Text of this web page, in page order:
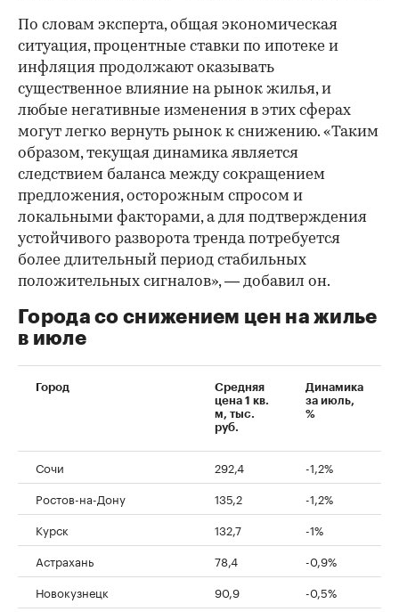
По словам эксперта, общая экономическая
ситуация, процентные ставки по ипотеке и
инфляция продолжают оказывать
существенное влияние на рынок жилья, и
любые негативные изменения в этих сферах
могут легко вернуть рынок к снижению. «Таким
образом, текущая динамика является
следствием баланса между сокращением
предложения, осторожным спросом и
локальными факторами, а для подтверждения
устойчивого разворота тренда потребуется
более длительный период стабильных
положительных сигналов», — добавил он.
Города со снижением цен на жилье
в июле
Город
Средняя
цена 1 кв.
м, тыс.
руб.
Динамика
за июль,
%
Сочи 292,4
-1,2%
Ростов-на-Дону
135,2
-1,2%
Курск
132,7
-1%
Астрахань
78,4
-0,9%
Новокузнецк
90,9
-0,5%